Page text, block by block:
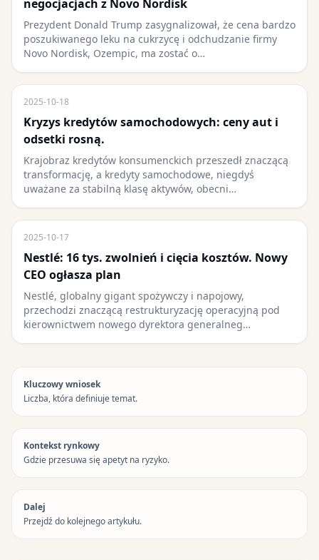
negocjacjach z Novo Nordisk
Prezydent Donald Trump zasygnalizował, że cena bardzo
poszukiwanego leku na cukrzycę i odchudzanie firmy
Novo Nordisk, Ozempic, ma zostać o…
2025-10-18
Kryzys kredytów samochodowych: ceny aut i
odsetki rosną.
Krajobraz kredytów konsumenckich przeszedł znaczącą
transformację, a kredyty samochodowe, niegdyś
uważane za stabilną klasę aktywów, obecni…
2025-10-17
Nestlé: 16 tys. zwolnień i cięcia kosztów. Nowy
CEO ogłasza plan
Nestlé, globalny gigant spożywczy i napojowy,
przechodzi znaczącą restrukturyzację operacyjną pod
kierownictwem nowego dyrektora generalneg…
Kluczowy wniosek
Liczba, która definiuje temat.
Kontekst rynkowy
Gdzie przesuwa się apetyt na ryzyko.
Dalej
Przejdź do kolejnego artykułu.